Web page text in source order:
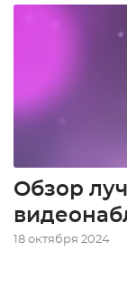
Обзор
18 октября 2024